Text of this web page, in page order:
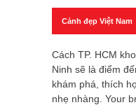
Cảnh đẹp Việt Nam
Cách TP. HCM
Ninh sẽ là điểm
khám phá, thích
nhẹ nhàng. Your